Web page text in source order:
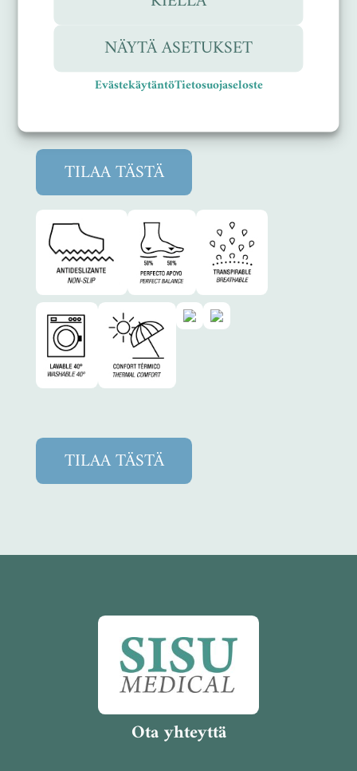
NÄYTÄ ASETUKSET
EvästekäytäntöTietosuojaseloste
Koot 35 – 45
CE-sertifioitu kenkä täyttää standardin
EN ISO 20347
TILAA TÄSTÄ
TILAA TÄSTÄ
Ota yhteyttä